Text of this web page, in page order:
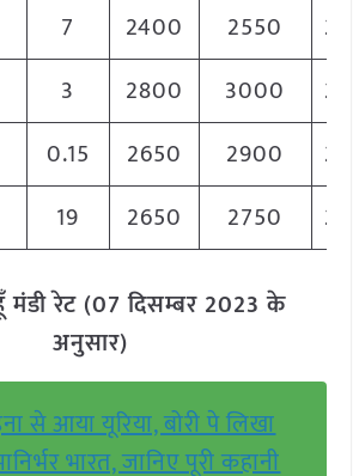
7 2400 2550
3 2800 3000
0.15 2650 2900
19 2650 2750
रेट (07 दिसम्बर 2023 के
अनुसार)
से आया यूरिया, बोरी पे लिखा
भारत, जानिए पूरी कहानी